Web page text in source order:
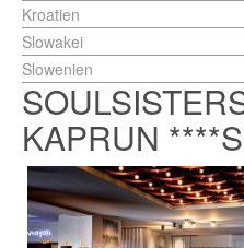
Kroatien
Slowakei
Slowenien
KAPRUN ****S